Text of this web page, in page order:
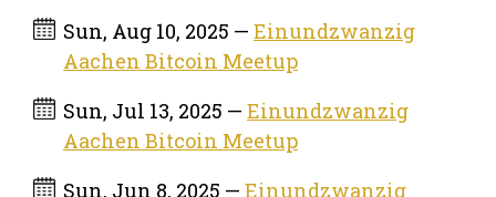
Sun, Aug 10, 2025 — Einundzwanzig
Aachen Bitcoin Meetup
Sun, Jul 13, 2025 — Einundzwanzig
Aachen Bitcoin Meetup
Sun, Jun 8, 2025 — Einundzwanzig